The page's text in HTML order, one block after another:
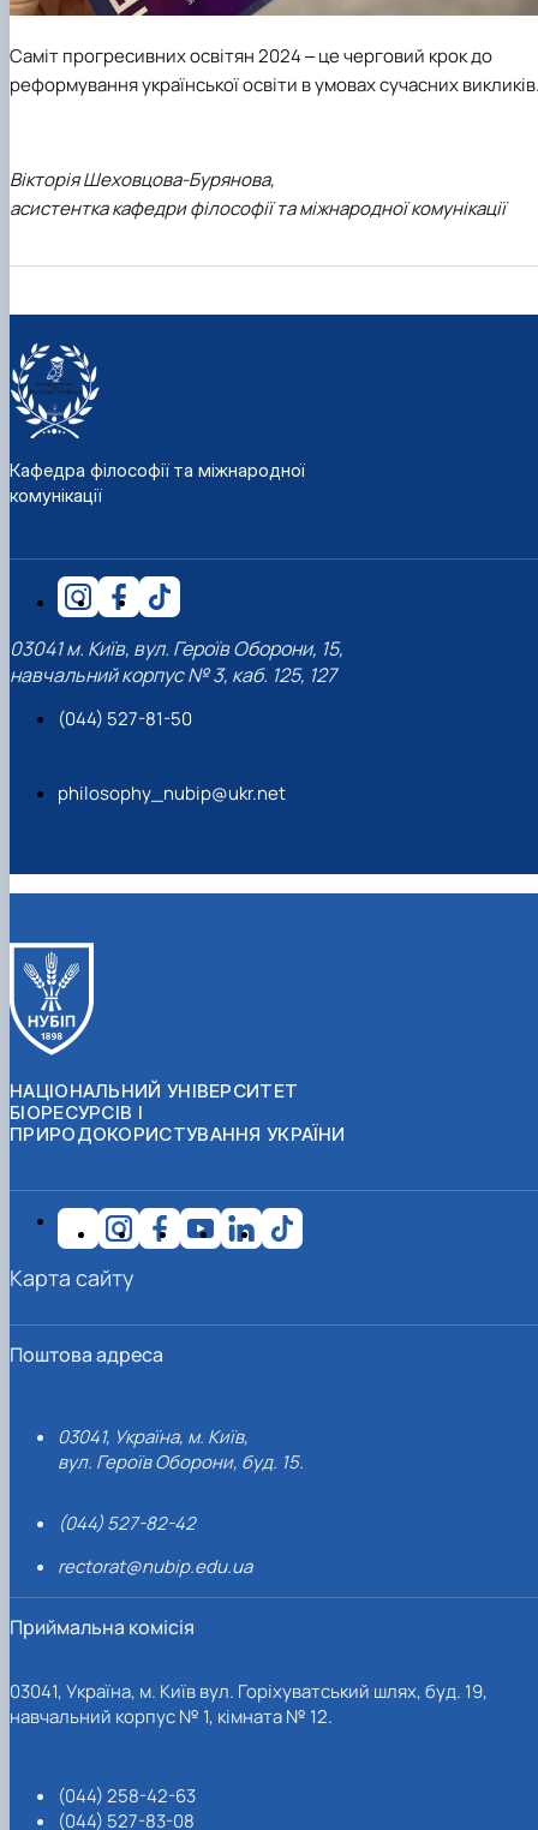
Саміт прогресивних освітян 2024 ‒ це черговий крок до
реформування української освіти в умовах сучасних
Вікторія Шеховцова-Бурянова,
асистентка кафедри філософії та міжнародної комунікації
Кафедра філософії та міжнародної
комунікації
03041 м. Київ, вул. Героїв Оборони, 15,
навчальний корпус № 3, каб. 125, 127
(044) 527-81-50
philosophy_nubip@ukr.net
НАЦІОНАЛЬНИЙ УНІВЕРСИТЕТ
БІОРЕСУРСІВ І
ПРИРОДОКОРИСТУВАННЯ УКРАЇНИ
Поштова адреса
03041, Україна, м. Київ,
вул. Героїв Оборони, буд. 15.
(044) 527-82-42
rectorat@nubip.edu.ua
Приймальна комісія
03041, Україна, м. Київ вул. Горіхуватський шлях, буд. 19,
навчальний корпус № 1, кімната № 12.
(044) 258-42-63
(044) 527-83-08
Карта сайту